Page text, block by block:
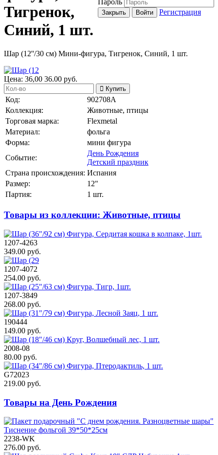
Пароль
Закрыть Войти Регистрация
Тигренок,
Синий, 1 шт.
Шар (12''/30 см) Мини-фигура, Тигренок, Синий, 1 шт.
Цена: 36,00 36.00 руб.
Купить
Код:
902708A
Коллекция:
Животные, птицы
Торговая марка:
Flexmetal
Материал:
фольга
Форма:
мини фигура
Событие:
День Рождения
Детский праздник
Страна происхождения: Испания
Размер:
12"
Партия:
1 шт.
Товары из коллекции: Животные, птицы
1207-4263
349.00 руб.
1207-4072
254.00 руб.
1207-3849
268.00 руб.
190444
149.00 руб.
2008-08
80.00 руб.
G72023
219.00 руб.
Товары на День Рождения
2238-WK
276.00 руб.